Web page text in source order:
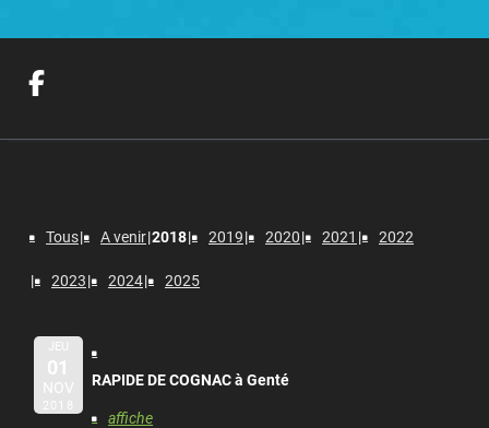
Tous A venir 2018 2019 2020 2021 2022
2023 2024 2025
JEU
01
NOV
2018
RAPIDE DE COGNAC à Genté
affiche